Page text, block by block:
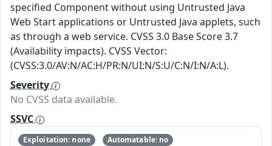
specified Component without using Untrusted Java
Web Start applications or Untrusted Java applets, such
as through a web service. CVSS 3.0 Base Score 3.7
(Availability impacts). CVSS Vector:
(CVSS:3.0/AV:N/AC:H/PR:N/UI:N/S:U/C:N/I:N/A:L).
Severity
No CVSS data available.
SSVC
Exploitation: none
Automatable: no